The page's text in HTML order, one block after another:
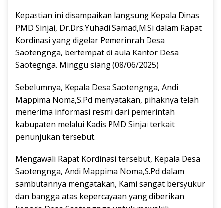
Kepastian ini disampaikan langsung Kepala Dinas
PMD Sinjai, Dr.Drs.Yuhadi Samad,M.Si dalam Rapat
Kordinasi yang digelar Pemerinrah Desa
Saotengnga, bertempat di aula Kantor Desa
Saotegnga. Minggu siang (08/06/2025)
Sebelumnya, Kepala Desa Saotengnga, Andi
Mappima Noma,S.Pd menyatakan, pihaknya telah
menerima informasi resmi dari pemerintah
kabupaten melalui Kadis PMD Sinjai terkait
penunjukan tersebut.
Mengawali Rapat Kordinasi tersebut, Kepala Desa
Saotengnga, Andi Mappima Noma,S.Pd dalam
sambutannya mengatakan, Kami sangat bersyukur
dan bangga atas kepercayaan yang diberikan